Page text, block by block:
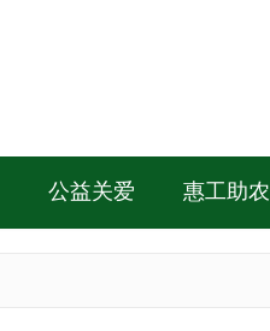
公益关爱 惠工助农